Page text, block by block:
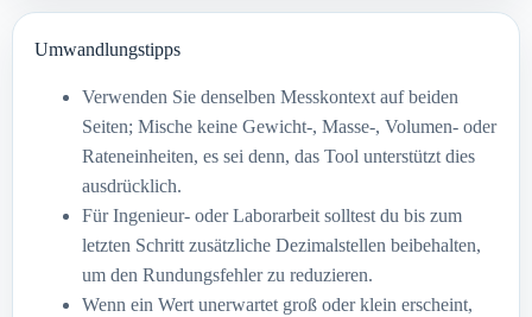
Umwandlungstipps
Verwenden Sie denselben Messkontext auf beiden
Seiten; Mische keine Gewicht-, Masse-, Volumen- oder
Rateneinheiten, es sei denn, das Tool unterstützt dies
ausdrücklich.
Für Ingenieur- oder Laborarbeit solltest du bis zum
letzten Schritt zusätzliche Dezimalstellen beibehalten,
um den Rundungsfehler zu reduzieren.
Wenn ein Wert unerwartet groß oder klein erscheint,